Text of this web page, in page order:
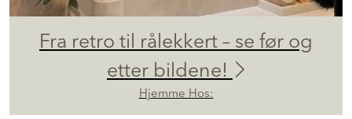
Fra retro til rålekkert – se før og
etter bildene!
Hjemme Hos: